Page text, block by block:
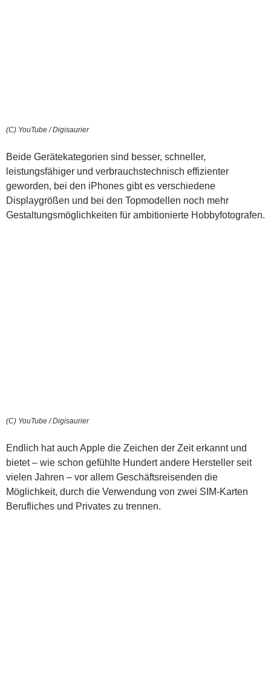
(C) YouTube / Digisaurier
Beide Gerätekategorien sind besser, schneller,
leistungsfähiger und verbrauchstechnisch effizienter
geworden, bei den iPhones gibt es verschiedene
Displaygrößen und bei den Topmodellen noch mehr
Gestaltungsmöglichkeiten für ambitionierte Hobbyfotografen.
(C) YouTube / Digisaurier
Endlich hat auch Apple die Zeichen der Zeit erkannt und
bietet – wie schon gefühlte Hundert andere Hersteller seit
vielen Jahren – vor allem Geschäftsreisenden die
Möglichkeit, durch die Verwendung von zwei SIM-Karten
Berufliches und Privates zu trennen.